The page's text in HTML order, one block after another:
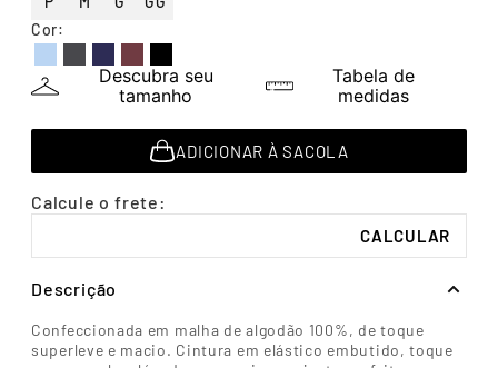
Cor:
Descubra seu
tamanho
Tabela de
medidas
ADICIONAR À SACOLA
Descrição
Confeccionada em malha de algodão 100%, de toque
superleve e macio. Cintura em elástico embutido, toque
º
sutiã
10º meia masculina